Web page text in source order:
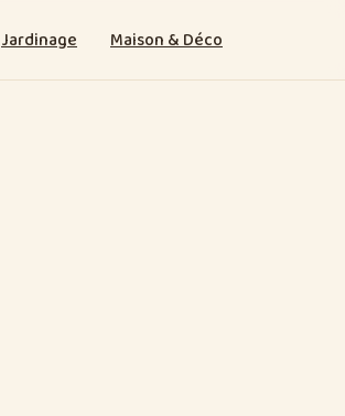
Jardinage Maison & Déco